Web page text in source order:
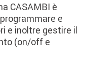
CASAMBI è
e
e inoltre gestire il
(on/off e